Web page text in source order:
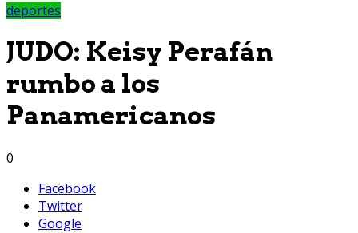
deportes
JUDO: Keisy Perafán
rumbo a los
Panamericanos
0
Facebook
Twitter
Google